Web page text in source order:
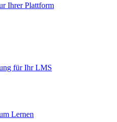
Ihrer Plattform
für Ihr LMS
Lernen